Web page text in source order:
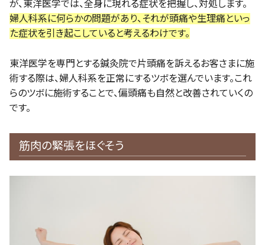
が、東洋医学では、全身に現れる症状を把握し、対処します。
婦人科系に何らかの問題があり、それが頭痛や生理痛といっ
た症状を引き起こしていると考えるわけです。
東洋医学を専門とする鍼灸院で片頭痛を訴えるお客さまに施
術する際は、婦人科系を正常にするツボを選んでいます。これ
らのツボに施術することで、偏頭痛も自然と改善されていくの
です。
筋肉の緊張をほぐそう